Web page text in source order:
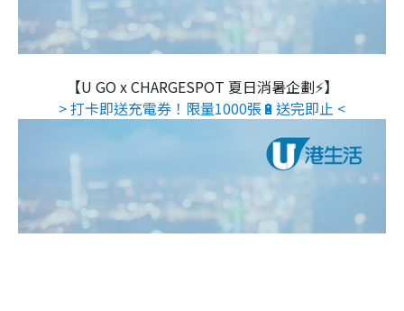
【U GO x CHARGESPOT 夏日消暑企劃⚡】
> 打卡即送充電券！限量1000張🔋送完即止 <